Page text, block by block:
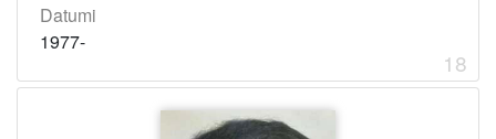
Datumi
1977-
18